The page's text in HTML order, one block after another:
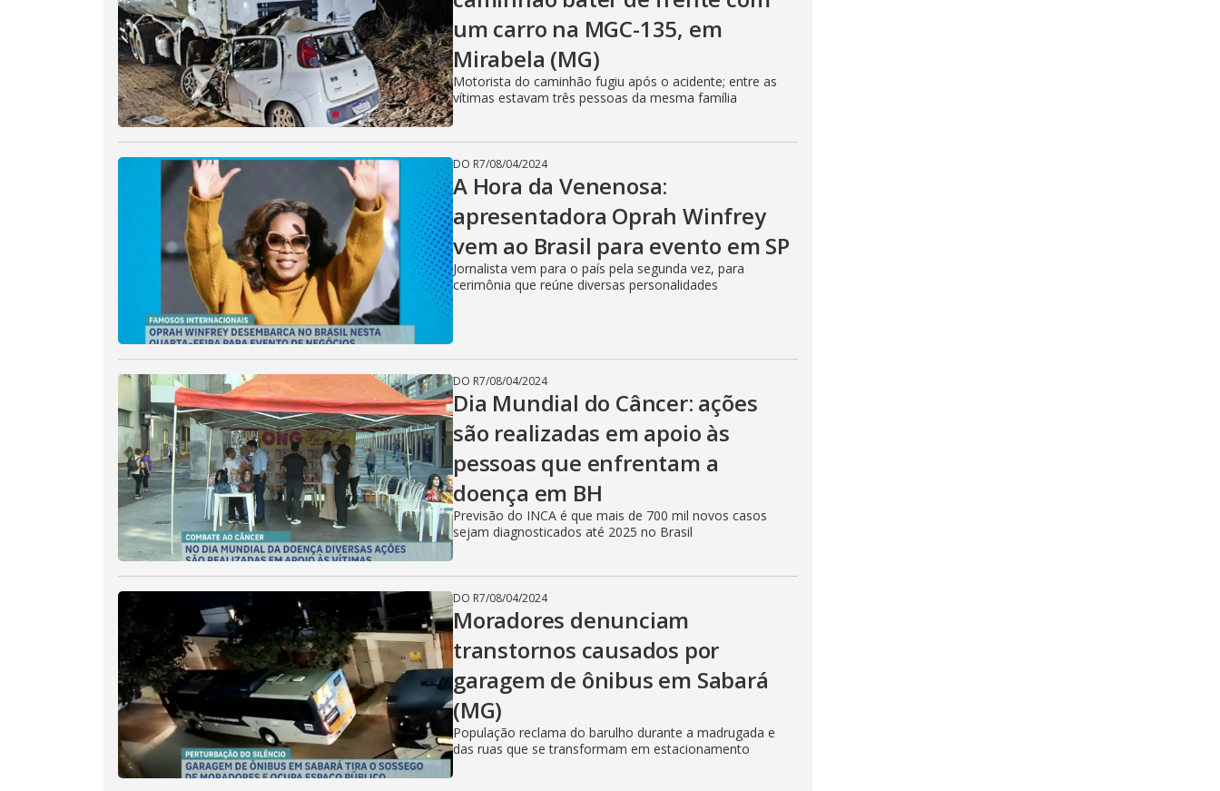
i
d
e
o
um carro na MGC-135, em
Mirabela (MG)
Motorista do caminhão fugiu após o acidente; entre as
vítimas estavam três pessoas da mesma família
DO R7/08/04/2024
A Hora da Venenosa:
apresentadora Oprah Winfrey
vem ao Brasil para evento em SP
Jornalista vem para o país pela segunda vez, para
cerimônia que reúne diversas personalidades
DO R7/08/04/2024
Dia Mundial do Câncer: ações
são realizadas em apoio às
pessoas que enfrentam a
doença em BH
Previsão do INCA é que mais de 700 mil novos casos
sejam diagnosticados até 2025 no Brasil
DO R7/08/04/2024
Moradores denunciam
transtornos causados por
garagem de ônibus em Sabará
(MG)
População reclama do barulho durante a madrugada e
das ruas que se transformam em estacionamento